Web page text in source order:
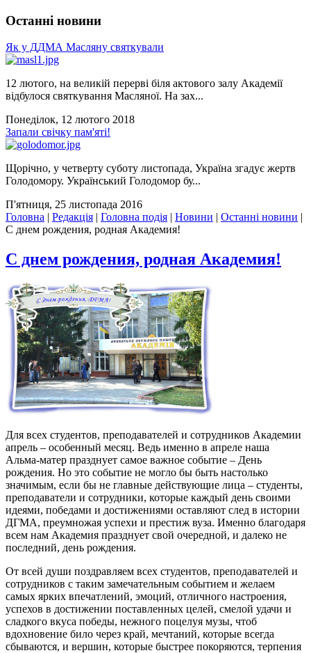
Останні новини
Як у ДДМА Масляну святкували
12 лютого, на великій перерві біля актового залу Академії
відбулося святкування Масляної. На зах...
Понеділок, 12 лютого 2018
Запали свічку пам'яті!
Щорічно, у четверту суботу листопада, Україна згадує жертв
Голодомору. Український Голодомор бу...
П'ятниця, 25 листопада 2016
Головна | Редакція | Головна подія | Новини | Останні новини |
С днем рождения, родная Академия!
С днем рождения, родная Академия!
Для всех студентов, преподавателей и сотрудников Академии
апрель – особенный месяц. Ведь именно в апреле наша
Альма-матер празднует самое важное событие – День
рождения. Но это событие не могло бы быть настолько
значимым, если бы не главные действующие лица – студенты,
преподаватели и сотрудники, которые каждый день своими
идеями, победами и достижениями оставляют след в истории
ДГМА, преумножая успехи и престиж вуза. Именно благодаря
всем нам Академия празднует свой очередной, и далеко не
последний, день рождения.
От всей души поздравляем всех студентов, преподавателей и
сотрудников с таким замечательным событием и желаем
самых ярких впечатлений, эмоций, отличного настроения,
успехов в достижении поставленных целей, смелой удачи и
сладкого вкуса победы, нежного поцелуя музы, чтоб
вдохновение било через край, мечтаний, которые всегда
сбываются, и вершин, которые быстрее покоряются, терпения